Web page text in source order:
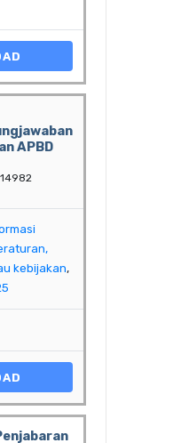
APBD
14982
kebijakan,